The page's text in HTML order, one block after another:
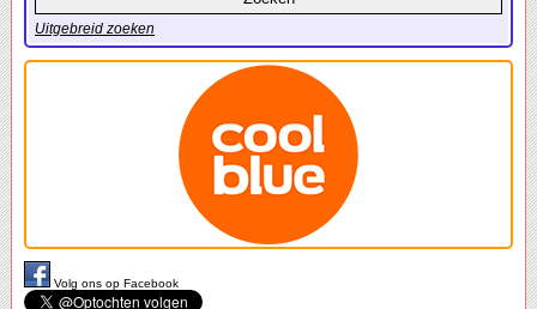
Uitgebreid zoeken
Volg ons op Facebook